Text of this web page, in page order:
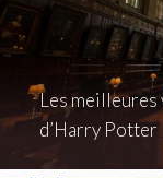
Les meilleures
d’Harry Potter